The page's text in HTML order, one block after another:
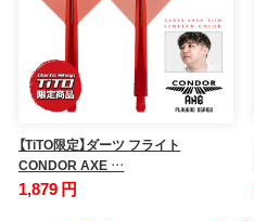
【TiTO限定】ダーツ フライト
CONDOR AXE …
1,879 円